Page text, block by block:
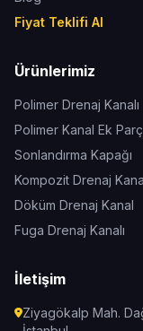
Fiyat Teklifi Al
Ürünlerimiz
Polimer Drenaj Kanalı
Polimer Kanal Ek
Sonlandırma Kapağı
Kompozit Drenaj
Döküm Drenaj Kanal
Fuga Drenaj Kanalı
İletişim
Ziyagökalp Mah.